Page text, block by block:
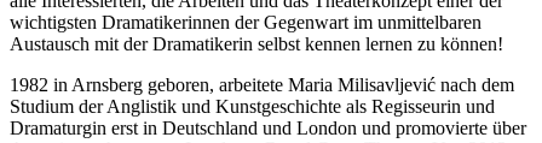
wichtigsten Dramatikerinnen der Gegenwart im unmittelbaren
Austausch mit der Dramatikerin selbst kennen lernen zu können!
1982 in Arnsberg geboren, arbeitete Maria Milisavljević nach dem
Studium der Anglistik und Kunstgeschichte als Regisseurin und
Dramaturgin erst in Deutschland und London und promovierte über